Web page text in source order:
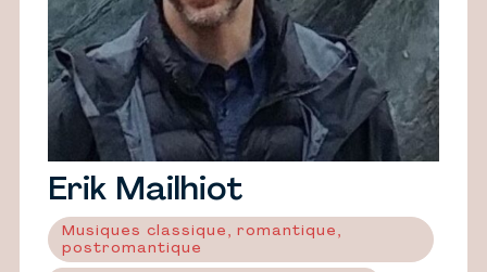
Erik Mailhiot
Musiques classique, romantique,
postromantique